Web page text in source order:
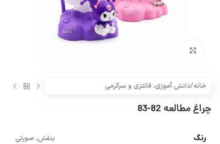
خانه/دانش آموزی، فانتزی و سرگرمی
چراغ مطالعه 82-83
رنگ بنفش, صورتی